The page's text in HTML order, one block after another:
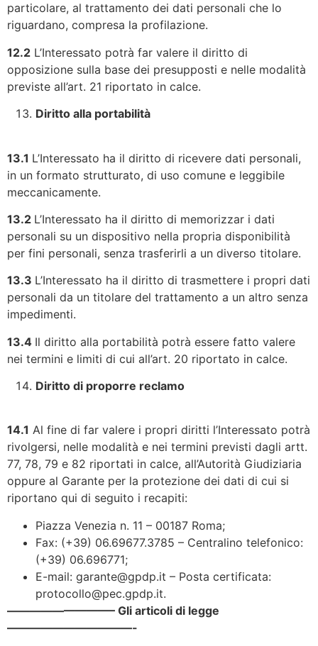
particolare, al trattamento dei dati personali che lo
riguardano, compresa la profilazione.
12.2 L’Interessato potrà far valere il diritto di
opposizione sulla base dei presupposti e nelle modalità
previste all’art. 21 riportato in calce.
Diritto alla portabilità
13.1 L’Interessato ha il diritto di ricevere dati personali,
in un formato strutturato, di uso comune e leggibile
meccanicamente.
13.2 L’Interessato ha il diritto di memorizzar i dati
personali su un dispositivo nella propria disponibilità
per fini personali, senza trasferirli a un diverso titolare.
13.3 L’Interessato ha il diritto di trasmettere i propri dati
personali da un titolare del trattamento a un altro senza
impedimenti.
13.4 Il diritto alla portabilità potrà essere fatto valere
nei termini e limiti di cui all’art. 20 riportato in calce.
Diritto di proporre reclamo
14.1 Al fine di far valere i propri diritti l’Interessato potrà
rivolgersi, nelle modalità e nei termini previsti dagli artt.
77, 78, 79 e 82 riportati in calce, all’Autorità Giudiziaria
oppure al Garante per la protezione dei dati di cui si
riportano qui di seguito i recapiti:
Piazza Venezia n. 11 – 00187 Roma;
Fax: (+39) 06.69677.3785 – Centralino telefonico:
(+39) 06.696771;
E-mail: garante@gpdp.it – Posta certificata:
protocollo@pec.gpdp.it.
—————————– Gli articoli di legge
———————————-